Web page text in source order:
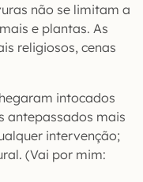
não se limitam a
e plantas. As
religiosos, cenas
intocados
antepassados mais
intervenção;
(Vai por mim: